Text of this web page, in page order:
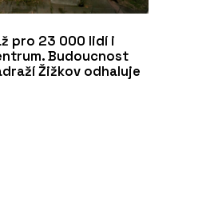
pro 23 000 lidí i
Budoucnost
Žižkov odhaluje